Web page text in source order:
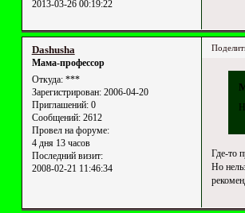
2013-03-26 00:19:22
Dashusha
Мама-профессор
Откуда:***
Зарегистрирован: 2006-04-20
Приглашений:0
Сообщений:2612
Провел на форуме:
4 дня 13 часов
Последний визит:
2008-02-21 11:46:34
Где-
Но